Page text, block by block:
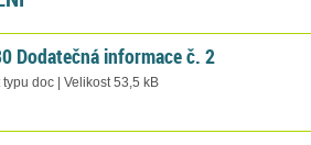
Dodatečná informace č. 2
typu doc | Velikost 53,5 kB